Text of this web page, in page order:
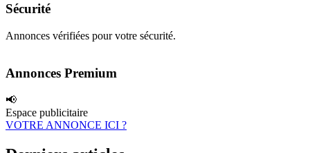
Sécurité
Annonces vérifiées pour votre sécurité.
Annonces Premium
📢
Espace publicitaire
VOTRE ANNONCE ICI ?